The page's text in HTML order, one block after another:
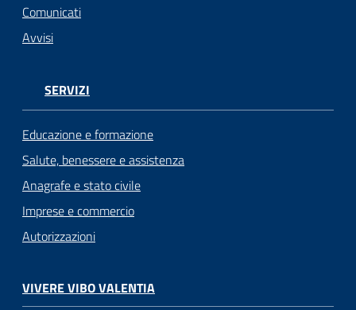
Comunicati
Avvisi
SERVIZI
Educazione e formazione
Salute, benessere e assistenza
Anagrafe e stato civile
Imprese e commercio
Autorizzazioni
VIVERE VIBO VALENTIA